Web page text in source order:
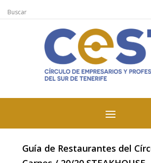
Guía de Restaurantes del